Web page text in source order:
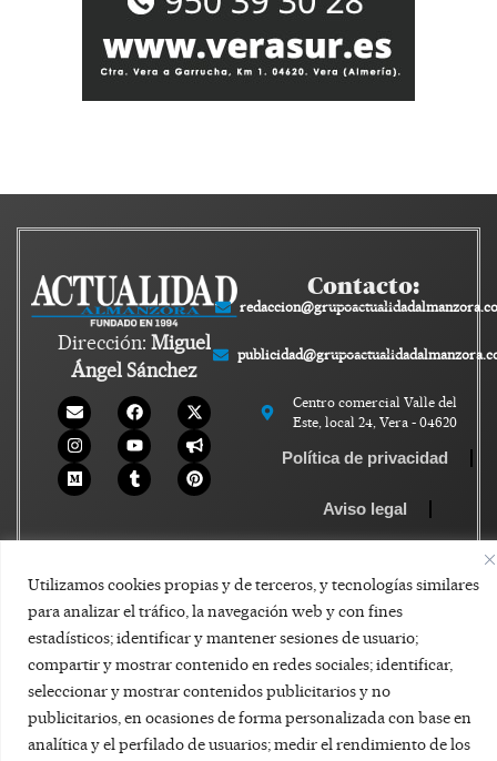
Utilizamos cookies propias y de terceros, y tecnologías similares
para analizar el tráfico, la navegación web y con fines
estadísticos; identificar y mantener sesiones de usuario;
compartir y mostrar contenido en redes sociales; identificar,
seleccionar y mostrar contenidos publicitarios y no
publicitarios, en ocasiones de forma personalizada con base en
analítica y el perfilado de usuarios; medir el rendimiento de los
Dirección: Miguel
Ángel Sánchez
Contacto:
Centro comercial Valle del
Este, local 24, Vera - 04620
Política de privacidad
Aviso legal